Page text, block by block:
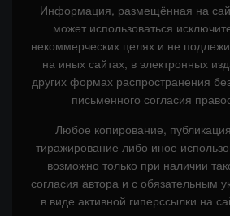
Информация, размещённая на
может использоваться
некоммерческих целях и не
на иных сайтах, в электронных
других формах распространения
письменного согласия
Любое копирование,
тиражирование либо иное
возможно только при наличии
согласия автора и с обязательным
в виде активной гиперссылки на